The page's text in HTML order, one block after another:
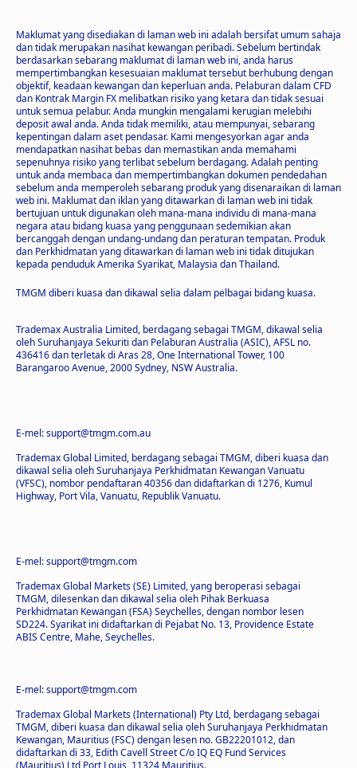
Maklumat yang disediakan di laman web ini adalah bersifat umum sahaja
dan tidak merupakan nasihat kewangan peribadi. Sebelum bertindak
berdasarkan sebarang maklumat di laman web ini, anda harus
mempertimbangkan kesesuaian maklumat tersebut berhubung dengan
objektif, keadaan kewangan dan keperluan anda. Pelaburan dalam CFD
dan Kontrak Margin FX melibatkan risiko yang ketara dan tidak sesuai
untuk semua pelabur. Anda mungkin mengalami kerugian melebihi
deposit awal anda. Anda tidak memiliki, atau mempunyai, sebarang
kepentingan dalam aset pendasar. Kami mengesyorkan agar anda
mendapatkan nasihat bebas dan memastikan anda memahami
sepenuhnya risiko yang terlibat sebelum berdagang. Adalah penting
untuk anda membaca dan mempertimbangkan dokumen pendedahan
sebelum anda memperoleh sebarang produk yang disenaraikan di laman
web ini. Maklumat dan iklan yang ditawarkan di laman web ini tidak
bertujuan untuk digunakan oleh mana-mana individu di mana-mana
negara atau bidang kuasa yang penggunaan sedemikian akan
bercanggah dengan undang-undang dan peraturan tempatan. Produk
dan Perkhidmatan yang ditawarkan di laman web ini tidak ditujukan
kepada penduduk Amerika Syarikat, Malaysia dan Thailand.
TMGM diberi kuasa dan dikawal selia dalam pelbagai bidang kuasa.
Trademax Australia Limited, berdagang sebagai TMGM, dikawal selia
oleh Suruhanjaya Sekuriti dan Pelaburan Australia (ASIC), AFSL no.
436416 dan terletak di Aras 28, One International Tower, 100
Barangaroo Avenue, 2000 Sydney, NSW Australia.
E-mel: support@tmgm.com.au
Trademax Global Limited, berdagang sebagai TMGM, diberi kuasa dan
dikawal selia oleh Suruhanjaya Perkhidmatan Kewangan Vanuatu
(VFSC), nombor pendaftaran 40356 dan didaftarkan di 1276, Kumul
Highway, Port Vila, Vanuatu, Republik Vanuatu.
E-mel: support@tmgm.com
Trademax Global Markets (SE) Limited, yang beroperasi sebagai
TMGM, dilesenkan dan dikawal selia oleh Pihak Berkuasa
Perkhidmatan Kewangan (FSA) Seychelles, dengan nombor lesen
SD224. Syarikat ini didaftarkan di Pejabat No. 13, Providence Estate
ABIS Centre, Mahe, Seychelles.
E-mel: support@tmgm.com
Trademax Global Markets (International) Pty Ltd, berdagang sebagai
TMGM, diberi kuasa dan dikawal selia oleh Suruhanjaya Perkhidmatan
Kewangan, Mauritius (FSC) dengan lesen no. GB22201012, dan
didaftarkan di 33, Edith Cavell Street C/o IQ EQ Fund Services
(Mauritius) Ltd Port Louis, 11324 Mauritius.